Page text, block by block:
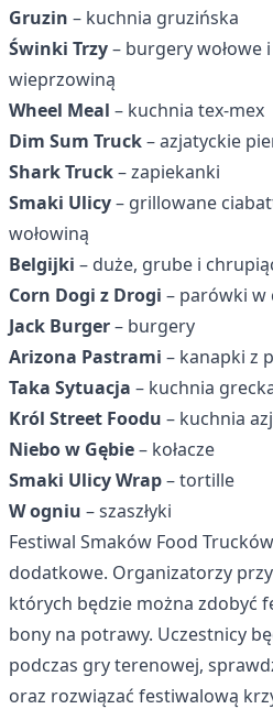
Gruzin – kuchnia gruzińska
Świnki Trzy– burgery wołowe
wieprzowiną
Wheel Meal – kuchnia tex-mex
Dim Sum Truck– azjatyckie
Shark Truck– zapiekanki
Smaki Ulicy– grillowane
wołowiną
Belgijki – duże, grube i
Corn Dogi z Drogi – parówki w
Jack Burger– burgery
Arizona Pastrami – kanapki z
Taka Sytuacja – kuchnia
Król Street Foodu – kuchnia
Niebo w Gębie– kołacze
Smaki Ulicy Wrap– tortille
W ogniu – szaszłyki
Festiwal Smaków Food
dodatkowe. Organizatorzy
których będzie można zdobyć
bony na potrawy. Uczestnicy
podczas gry terenowej,
oraz rozwiązać festiwalową